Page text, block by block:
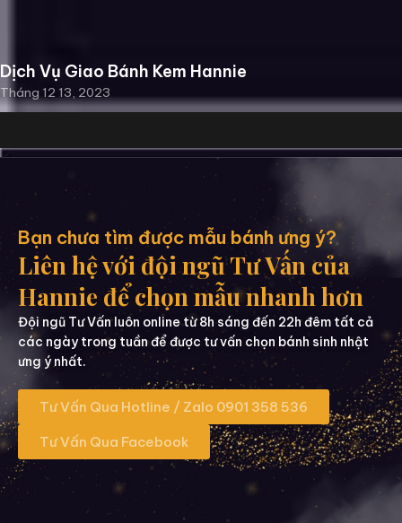
Dịch Vụ Giao Bánh Kem Hannie
Tháng 12 13, 2023
Bạn chưa tìm được mẫu bánh ưng ý?
Liên hệ với đội ngũ Tư Vấn của
Hannie để chọn mẫu nhanh hơn
Đội ngũ Tư Vấn luôn online từ 8h sáng đến 22h đêm tất cả
các ngày trong tuần để được tư vấn chọn bánh sinh nhật
ưng ý nhất.
Tư Vấn Qua Hotline / Zalo 0901 358 536
Tư Vấn Qua Facebook